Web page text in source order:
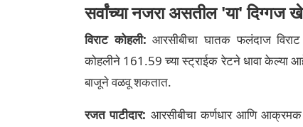
सर्वांच्या नजरा असतील 'या' दिग्गज
विराट कोहली: आरसीबीचा घातक फलंदाज
कोहलीने 161.59 च्या स्ट्राईक रेटने धावा केल्या
बाजूने वळवू शकतात.
रजत पाटीदार: आरसीबीचा कर्णधार आणि